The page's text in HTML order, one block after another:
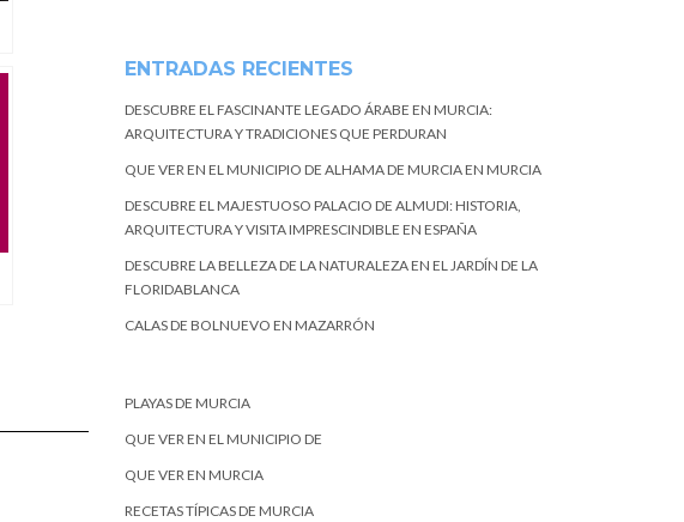
ENTRADAS RECIENTES
DESCUBRE EL FASCINANTE LEGADO ÁRABE EN MURCIA:
ARQUITECTURA Y TRADICIONES QUE PERDURAN
QUE VER EN EL MUNICIPIO DE ALHAMA DE MURCIA EN MURCIA
DESCUBRE EL MAJESTUOSO PALACIO DE ALMUDI: HISTORIA,
ARQUITECTURA Y VISITA IMPRESCINDIBLE EN ESPAÑA
DESCUBRE LA BELLEZA DE LA NATURALEZA EN EL JARDÍN DE LA
FLORIDABLANCA
CALAS DE BOLNUEVO EN MAZARRÓN
PLAYAS DE MURCIA
QUE VER EN EL MUNICIPIO DE
QUE VER EN MURCIA
RECETAS TÍPICAS DE MURCIA